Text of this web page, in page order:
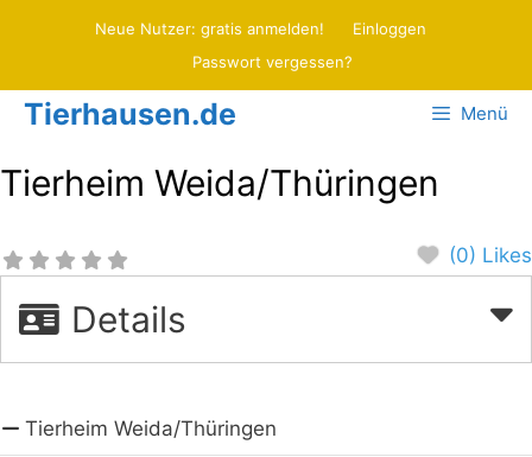
Neue Nutzer: gratis anmelden!
Einloggen
Passwort vergessen?
Tierhausen.de Menü
Tierheim Weida/Thüringen
(0) Likes
Details
Tierheim Weida/Thüringen